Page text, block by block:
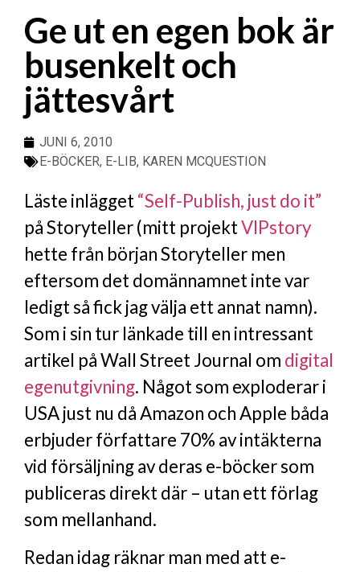
Ge ut en egen bok är
busenkelt och
jättesvårt
JUNI 6, 2010
E-BÖCKER, E-LIB, KAREN MCQUESTION
Läste inlägget“Self-Publish, just do it”
på Storyteller (mitt projektVIPstory
hette från början Storyteller men
eftersom det domännamnet inte var
ledigt så fick jag välja ett annat namn).
Som i sin tur länkade till en intressant
artikel på Wall Street Journal om digital
egenutgivning. Något som exploderar i
USA just nu då Amazon och Apple båda
erbjuder författare 70% av intäkterna
vid försäljning av deras e-böcker som
publiceras direkt där – utan ett förlag
som mellanhand.
Redan idag räknar man med att e-